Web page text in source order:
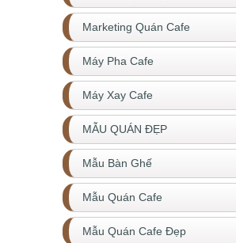
Marketing Quán Cafe
Máy Pha Cafe
Máy Xay Cafe
MẪU QUÁN ĐẸP
Mẫu Bàn Ghế
Mẫu Quán Cafe
Mẫu Quán Cafe Đẹp